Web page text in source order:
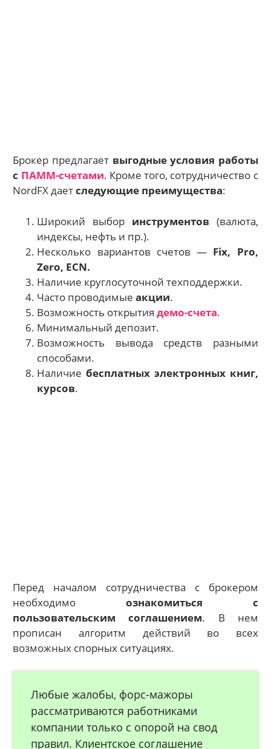
Брокер предлагает выгодные условия работы
с ПАММ-счетами. Кроме того, сотрудничество с
NordFX даетследующие преимущества:
Широкий выбор инструментов(валюта,
индексы, нефть и пр.).
Несколько вариантов счетов — Fix, Pro,
Zero, ECN.
Наличие круглосуточной техподдержки.
Часто проводимыеакции.
Возможность открытиядемо-счета.
Минимальный депозит.
Возможность вывода средств разными
способами.
Наличиебесплатных электронных книг,
курсов.
Перед началом сотрудничества с брокером
необходимо ознакомиться с
пользовательским соглашением. В нем
прописан алгоритм действий во всех
возможных спорных ситуациях.
Любые жалобы, форс-мажоры
рассматриваются работниками
компании только с опорой на свод
правил. Клиентское соглашение